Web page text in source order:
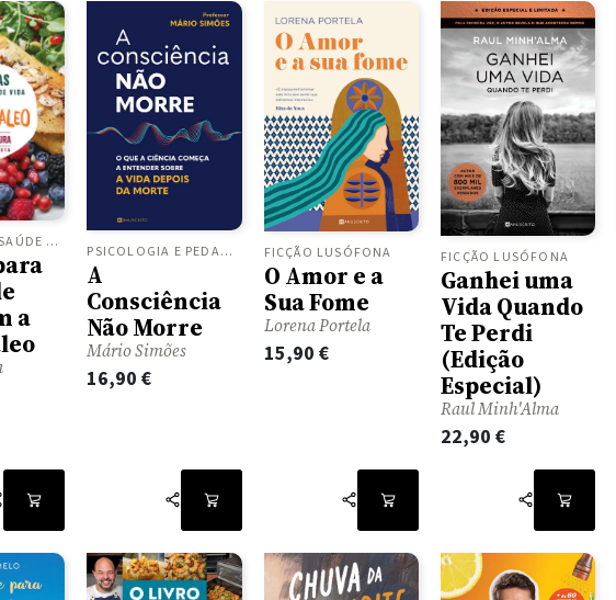
NOVIDADES, SAÚDE E BEM ESTAR
a
PSICOLOGIA E PEDAGOGIA
A
Consciência
Não Morre
Mário Simões
16,90€
FICÇÃO LUSÓFONA
O Amor e a
Sua Fome
Lorena Portela
15,90 €
FICÇÃO LUSÓFONA
Ganhei uma
Vida Quando
Te Perdi
(Edição
Especial)
Raul Minh'Alma
22,90 €